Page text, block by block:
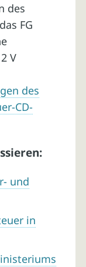
des
FG
V
des
CD-
und
in